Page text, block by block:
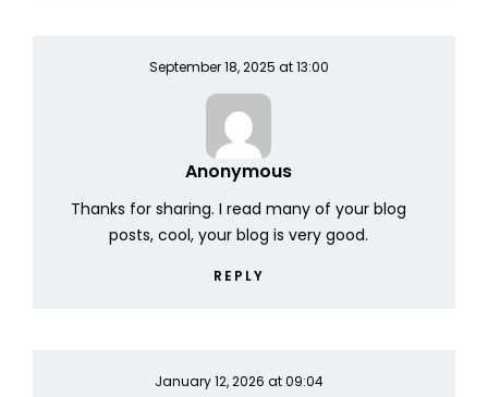
September 18, 2025 at 13:00
Anonymous
Thanks for sharing. I read many of your blog
posts, cool, your blog is very good.
REPLY
January 12, 2026 at 09:04